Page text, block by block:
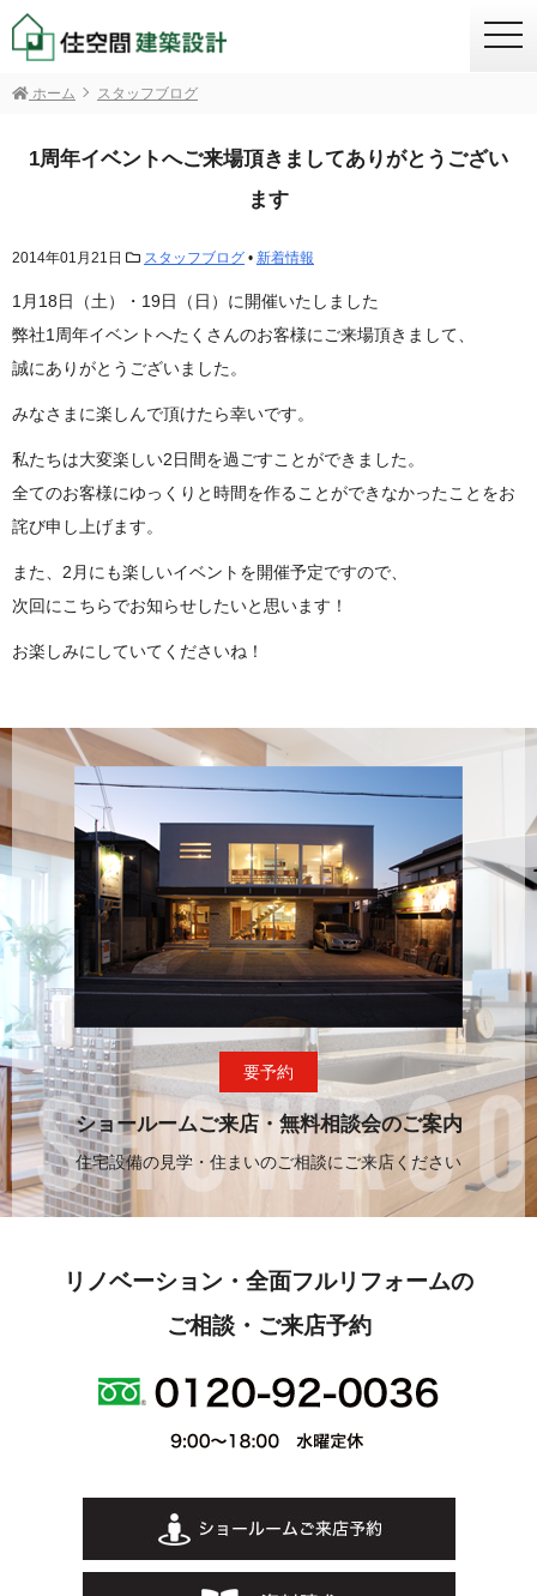
ホーム スタッフブログ
1周年イベントへご来場頂きましてありがとうござい
ます
2014年01月21日 スタッフブログ • 新着情報
1月18日（土）・19日（日）に開催いたしました
弊社1周年イベントへたくさんのお客様にご来場頂きまして、
誠にありがとうございました。
みなさまに楽しんで頂けたら幸いです。
私たちは大変楽しい2日間を過ごすことができました。
全てのお客様にゆっくりと時間を作ることができなかったことをお
詫び申し上げます。
また、2月にも楽しいイベントを開催予定ですので、
次回にこちらでお知らせしたいと思います！
お楽しみにしていてくださいね！
要予約
ショールームご来店・無料相談会のご案内
住宅設備の見学・住まいのご相談にご来店ください
リノベーション・全面フルリフォームの
ご相談・ご来店予約